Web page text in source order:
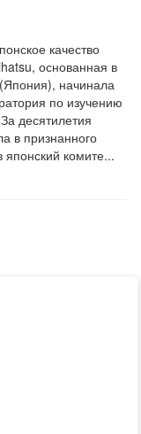
качество
основанная в
начинала
по изучению
десятилетия
в признанного
японский комите...